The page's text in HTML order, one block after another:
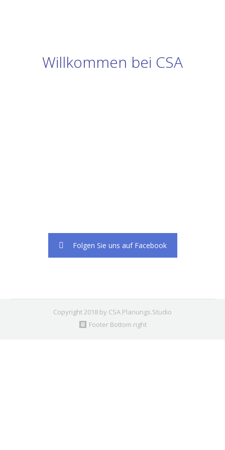
Willkommen bei CSA
Folgen Sie uns auf Facebook
Copyright 2018 by CSA Planungs.Studio
Footer Bottom right